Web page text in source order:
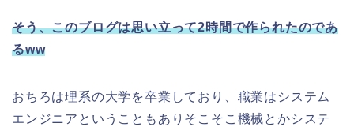
そう、このブログは思い立って2時間で作られたのであ
るww
おちろは理系の大学を卒業しており、職業はシステム
エンジニアということもありそこそこ機械とかシステ